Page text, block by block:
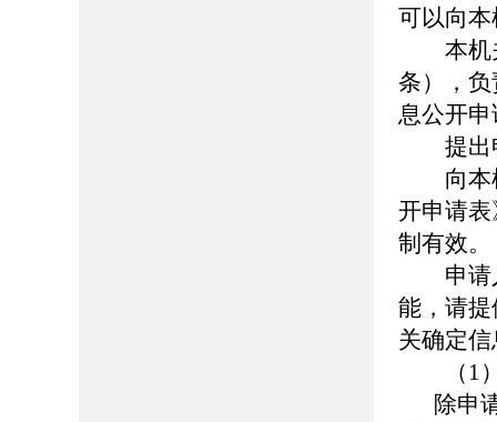
可以向
本机关
条），
息公开
提出
向本机
开申请
制有效。
申请人
能，请
关确定
（
除申